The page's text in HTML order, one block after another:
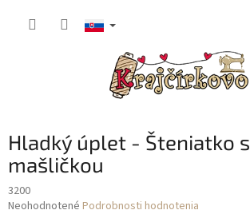
Hladký úplet - Šteniatko s
mašličkou
3200
Priemerné
Neohodnotené Podrobnosti hodnotenia